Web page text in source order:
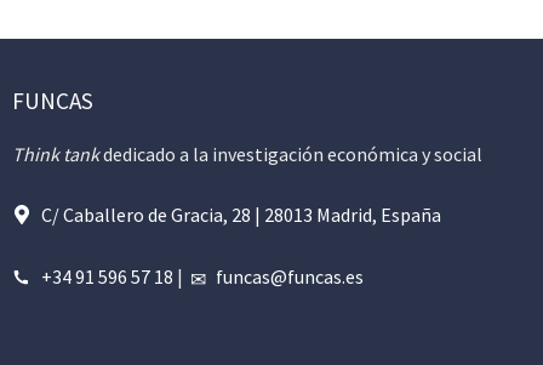
FUNCAS
Think tankdedicado a la investigación económica y social
C/ Caballero de Gracia, 28 | 28013 Madrid, España
+34 91 596 57 18 | funcas@funcas.es